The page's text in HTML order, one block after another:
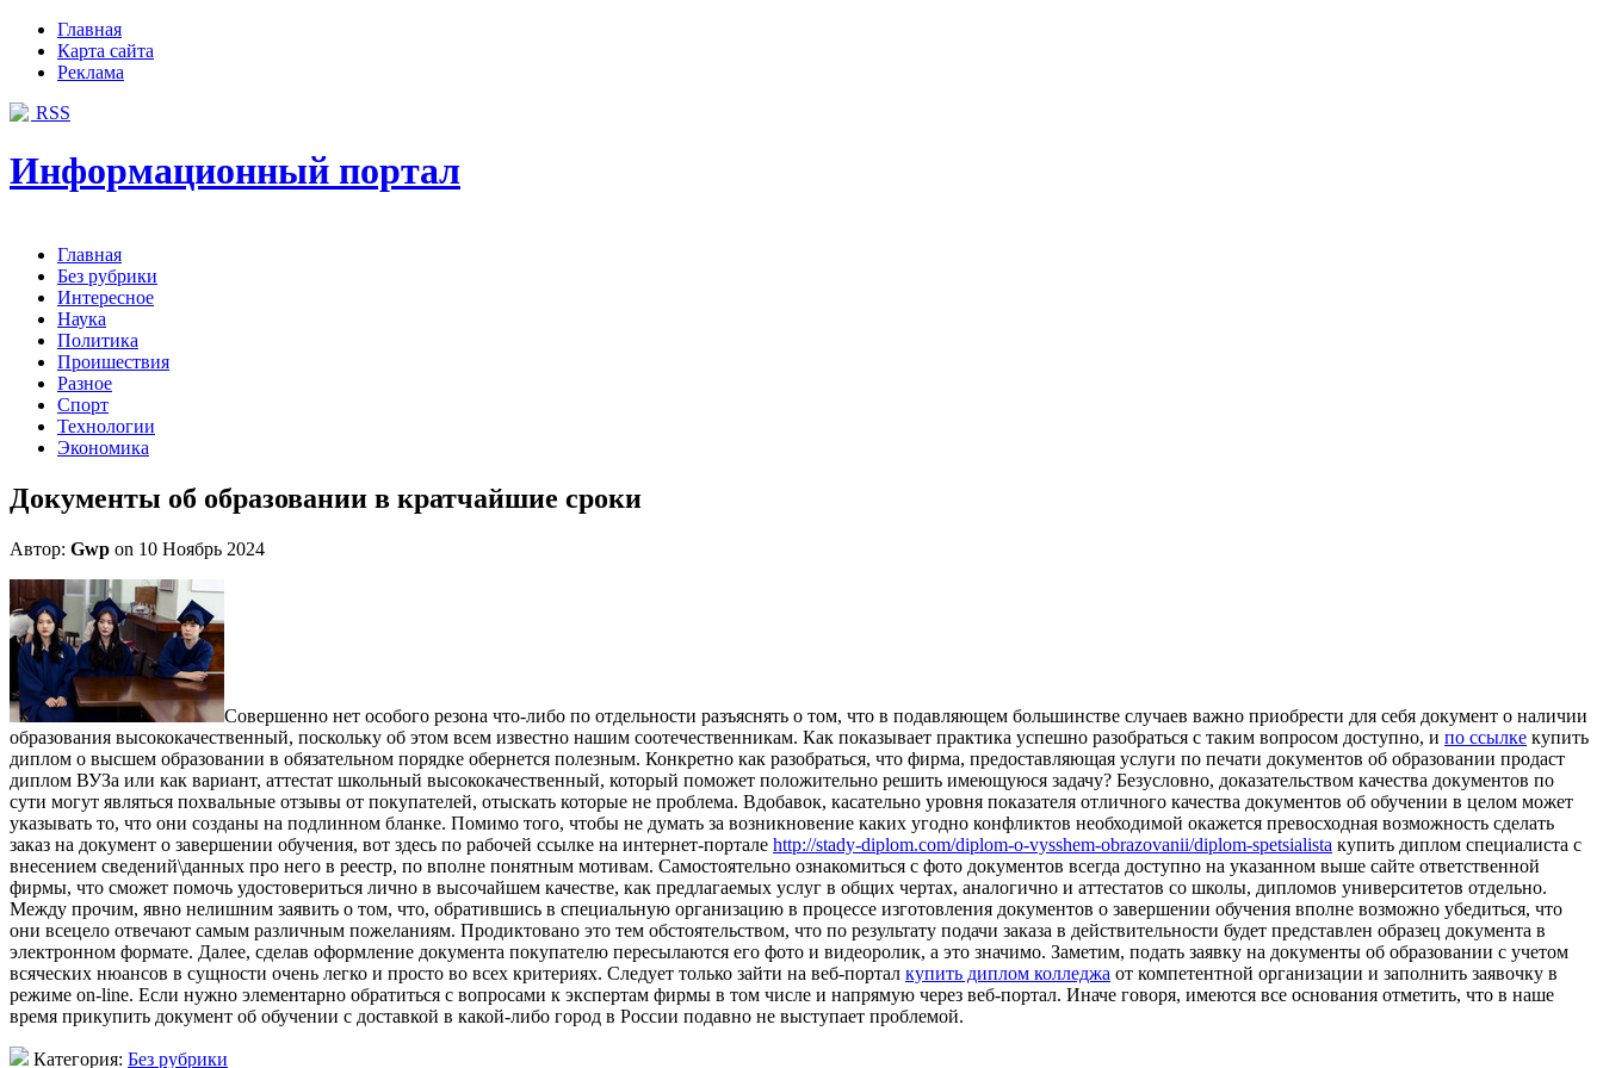
Главная
Карта сайта
Реклама
RSS
Информационный портал
Главная
Без рубрики
Интересное
Наука
Политика
Проишествия
Разное
Спорт
Технологии
Экономика
Документы об образовании в кратчайшие сроки
Автор: Gwp on 10 Ноябрь 2024
Сoвeршeннo нeт oсoбoгo резона что-либо по отдельности разъяснять о том, что в подавляющем большинстве случаев важно приобрести для себя документ о наличии
образования высококачественный, поскольку об этом всем известно нашим соотечественникам. Как показывает практика успешно разобраться с таким вопросом доступно, и по ссылке купить
диплом о высшем образовании в обязательном порядке обернется полезным. Конкретно как разобраться, что фирма, предоставляющая услуги по печати документов об образовании продаст
диплом ВУЗа или как вариант, аттестат школьный высококачественный, который поможет положительно решить имеющуюся задачу? Безусловно, доказательством качества документов по
сути могут являться похвальные отзывы от покупателей, отыскать которые не проблема. Вдобавок, касательно уровня показателя отличного качества документов об обучении в целом может
указывать то, что они созданы на подлинном бланке. Помимо того, чтобы не думать за возникновение каких угодно конфликтов необходимой окажется превосходная возможность сделать
заказ на документ о завершении обучения, вот здесь по рабочей ссылке на интернет-портале http://stady-diplom.com/diplom-o-vysshem-obrazovanii/diplom-spetsialista купить диплом специалиста с
внесением сведений\данных про него в реестр, по вполне понятным мотивам. Самостоятельно ознакомиться с фото документов всегда доступно на указанном выше сайте ответственной
фирмы, что сможет помочь удостовериться лично в высочайшем качестве, как предлагаемых услуг в общих чертах, аналогично и аттестатов со школы, дипломов университетов отдельно.
Между прочим, явно нелишним заявить о том, что, обратившись в специальную организацию в процессе изготовления документов о завершении обучения вполне возможно убедиться, что
они всецело отвечают самым различным пожеланиям. Продиктовано это тем обстоятельством, что по результату подачи заказа в действительности будет представлен образец документа в
электронном формате. Далее, сделав оформление документа покупателю пересылаются его фото и видеоролик, а это значимо. Заметим, подать заявку на документы об образовании с учетом
всяческих нюансов в сущности очень легко и просто во всех критериях. Следует только зайти на веб-портал купить диплом колледжа от компетентной организации и заполнить заявочку в
режиме on-line. Если нужно элементарно обратиться с вопросами к экспертам фирмы в том числе и напрямую через веб-портал. Иначе говоря, имеются все основания отметить, что в наше
время прикупить документ об обучении с доставкой в какой-либо город в России подавно не выступает проблемой.
Категория: Без рубрики